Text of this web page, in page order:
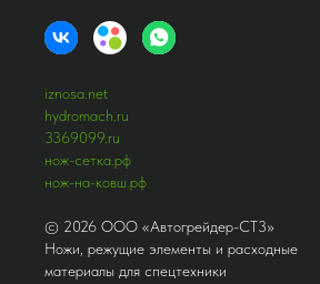
iznosa.net
hydromach.ru
3369099.ru
нож-сетка.рф
нож-на-ковш.рф
© 2026 ООО «Автогрейдер-СТ3»
Ножи, режущие элементы и расходные
материалы для спецтехники